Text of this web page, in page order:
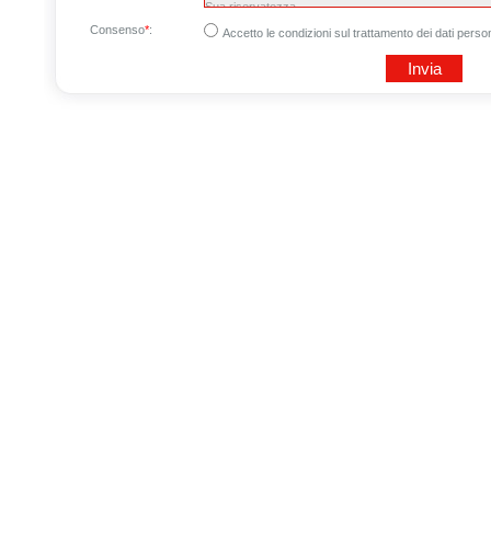
Consenso*: Accetto le condizioni sul trattamento dei dati